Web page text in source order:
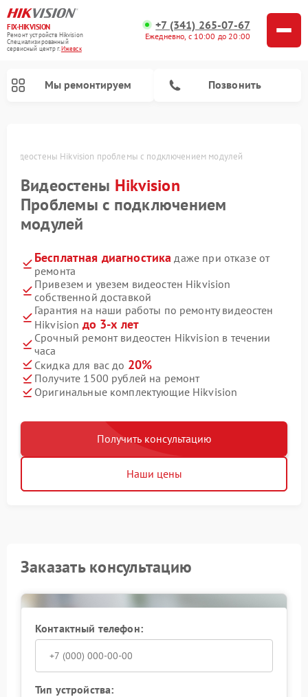
FIX-HIKVISION
Ремонт устройств Hikvision
Специализированный
cервисный центр г.Ижевск
+7 (341) 265-07-67
Ежедневно, с 10:00 до 20:00
Мы ремонтируем Позвонить
Видеостены Hikvision проблемы с подключением модулей
Видеостены Hikvision
Проблемы с подключением
модулей
Бесплатная диагностика даже при отказе от
ремонта
Привезем и увезем видеостен Hikvision
собственной доставкой
Гарантия на наши работы по ремонту видеостен
Hikvision до 3-х лет
Срочный ремонт видеостен Hikvision в течении
часа
Скидка для вас до 20%
Получите 1500 рублей на ремонт
Оригинальные комплектующие Hikvision
Получить консультацию
Наши цены
Заказать консультацию
Контактный телефон:
Тип устройства: